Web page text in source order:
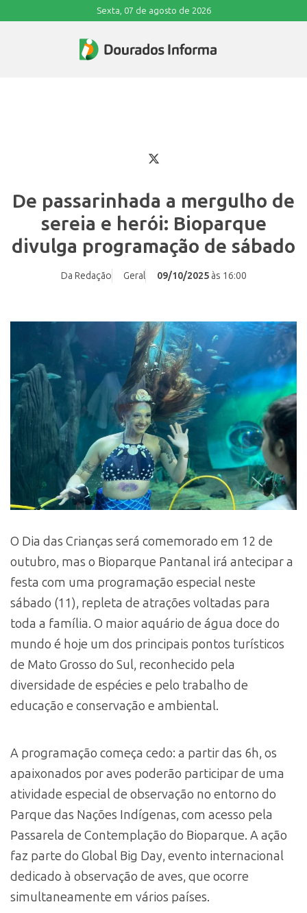
Sexta, 07 de agosto de 2026
De passarinhada a mergulho de
sereia e herói: Bioparque
divulga programação de sábado
Da Redação Geral 09/10/2025às 16:00
O Dia das Crianças será comemorado em 12 de
outubro, mas o Bioparque Pantanal irá antecipar a
festa com uma programação especial neste
sábado (11), repleta de atrações voltadas para
toda a família. O maior aquário de água doce do
mundo é hoje um dos principais pontos turísticos
de Mato Grosso do Sul, reconhecido pela
diversidade de espécies e pelo trabalho de
educação e conservação e ambiental.
A programação começa cedo: a partir das 6h, os
apaixonados por aves poderão participar de uma
atividade especial de observação no entorno do
Parque das Nações Indígenas, com acesso pela
Passarela de Contemplação do Bioparque. A ação
faz parte do Global Big Day, evento internacional
dedicado à observação de aves, que ocorre
simultaneamente em vários países.